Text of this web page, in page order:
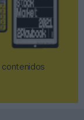
contenidos